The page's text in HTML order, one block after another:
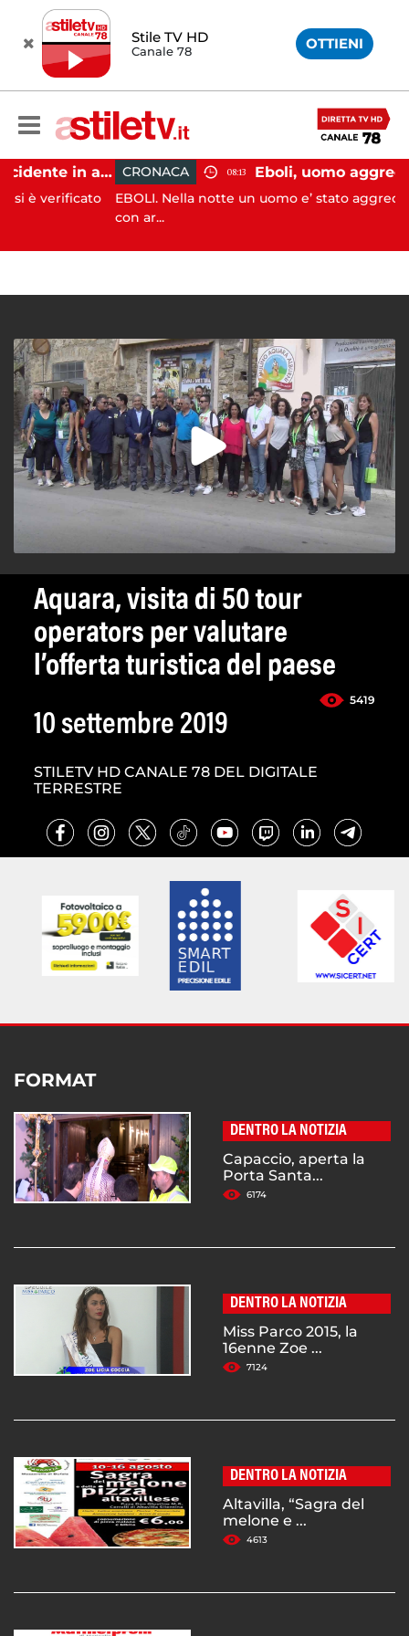
Stile TV HD
Canale 78 OTTIENI
Pontecagnano, incidente in autostrada: 5 giovani feriti CRONACA 08:13
EBOLI. Nella notte un uomo e’ stato aggredito e
con ar...
Aquara, visita di 50 tour
operators per valutare
l’offerta turistica del paese
5419
10 settembre 2019
STILETV HD CANALE 78 DEL DIGITALE
TERRESTRE
FORMAT
DENTRO LA NOTIZIA
Capaccio, aperta la
Porta Santa...
6174
DENTRO LA NOTIZIA
Miss Parco 2015, la
16enne Zoe ...
7124
DENTRO LA NOTIZIA
Altavilla, “Sagra del
melone e ...
4613